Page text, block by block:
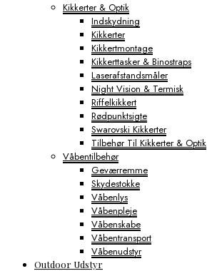
Kikkerter & Optik
Indskydning
Kikkerter
Kikkertmontage
Kikkerttasker & Binostraps
Laserafstandsmåler
Night Vision & Termisk
Riffelkikkert
Rødpunktsigte
Swarovski Kikkerter
Tilbehør Til Kikkerter & Optik
Våbentilbehør
Geværremme
Skydestokke
Våbenlys
Våbenpleje
Våbenskabe
Våbentransport
Våbenudstyr
Outdoor Udstyr